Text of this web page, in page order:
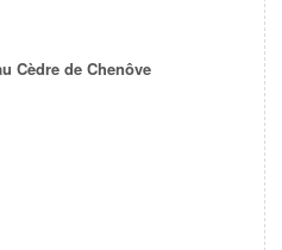
Cèdre de Chenôve